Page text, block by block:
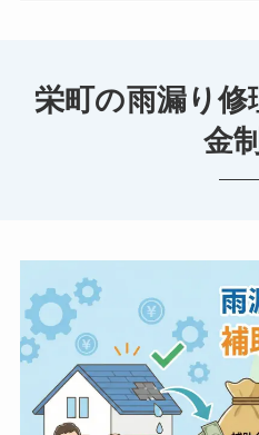
栄町の雨漏り
金